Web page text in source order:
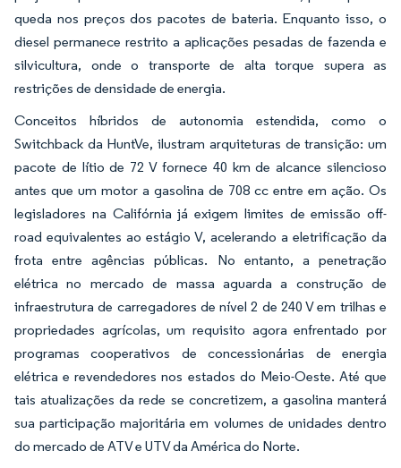
queda nos preços dos pacotes de bateria. Enquanto isso, o
diesel permanece restrito a aplicações pesadas de fazenda e
silvicultura, onde o transporte de alta torque supera as
restrições de densidade de energia.
Conceitos híbridos de autonomia estendida, como o
Switchback da HuntVe, ilustram arquiteturas de transição: um
pacote de lítio de 72 V fornece 40 km de alcance silencioso
antes que um motor a gasolina de 708 cc entre em ação. Os
legisladores na Califórnia já exigem limites de emissão off-
road equivalentes ao estágio V, acelerando a eletrificação da
frota entre agências públicas. No entanto, a penetração
elétrica no mercado de massa aguarda a construção de
infraestrutura de carregadores de nível 2 de 240 V em trilhas e
propriedades agrícolas, um requisito agora enfrentado por
programas cooperativos de concessionárias de energia
elétrica e revendedores nos estados do Meio-Oeste. Até que
tais atualizações da rede se concretizem, a gasolina manterá
sua participação majoritária em volumes de unidades dentro
do mercado de ATV e UTV da América do Norte.